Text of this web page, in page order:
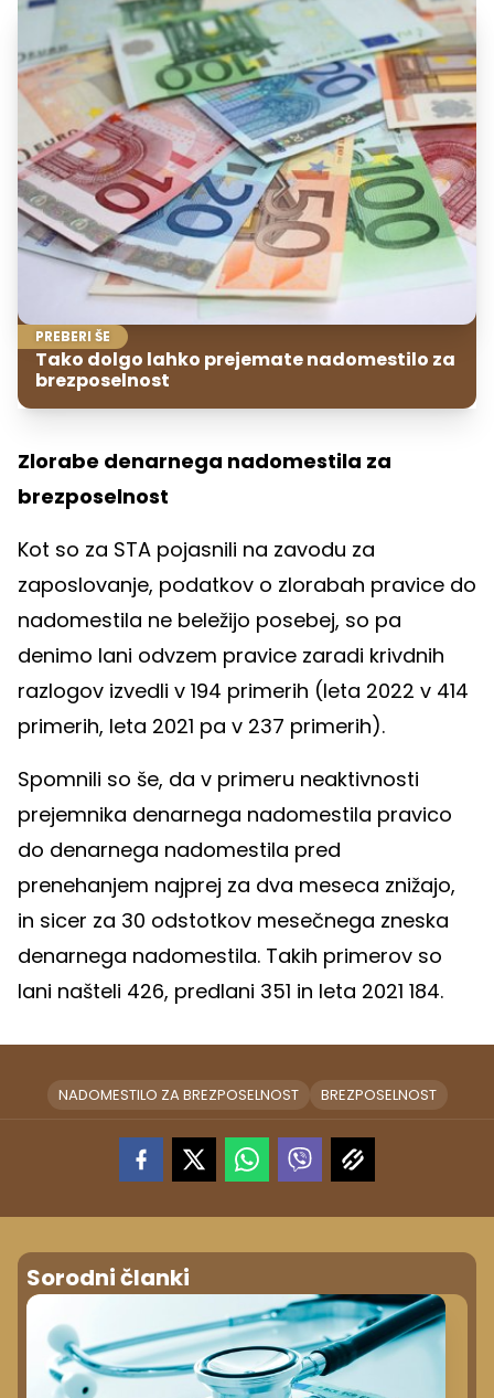
PREBERI ŠE
Tako dolgo lahko prejemate nadomestilo za
brezposelnost
Zlorabe denarnega nadomestila za
brezposelnost
Kot so za STA pojasnili na zavodu za
zaposlovanje, podatkov o zlorabah pravice do
nadomestila ne beležijo posebej, so pa
denimo lani odvzem pravice zaradi krivdnih
razlogov izvedli v 194 primerih (leta 2022 v 414
primerih, leta 2021 pa v 237 primerih).
Spomnili so še, da v primeru neaktivnosti
prejemnika denarnega nadomestila pravico
do denarnega nadomestila pred
prenehanjem najprej za dva meseca znižajo,
in sicer za 30 odstotkov mesečnega zneska
denarnega nadomestila. Takih primerov so
lani našteli 426, predlani 351 in leta 2021 184.
NADOMESTILO ZA BREZPOSELNOST BREZPOSELNOST
Sorodni članki